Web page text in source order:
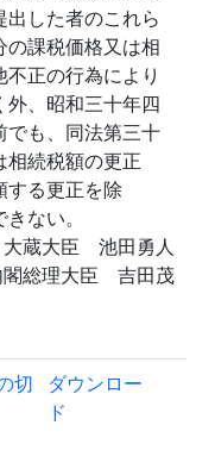
した者のこれら
課税価格又は相
正の行為により
、昭和三十年四
でも、同法第三十
続税額の更正
する更正を除
ない。
大蔵大臣 池田勇人
閣総理大臣 吉田茂
切
ダウンロー
ド